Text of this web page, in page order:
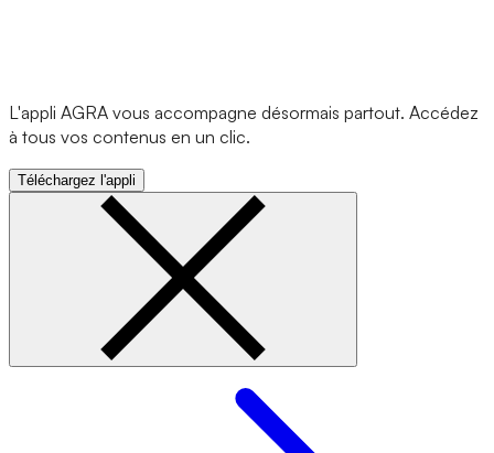
L'appli AGRA vous accompagne désormais partout. Accédez
à tous vos contenus en un clic.
Téléchargez l'appli